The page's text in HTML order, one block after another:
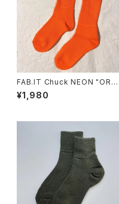
FAB.IT Chuck NEON "ORAN
GE"
¥1,980